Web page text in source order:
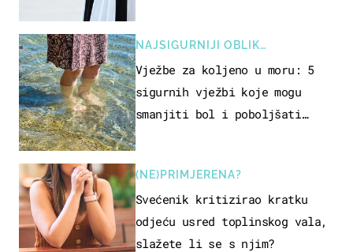
NAJSIGURNIJI OBLIK
REKREACIJE
Vježbe za koljeno u moru: 5
sigurnih vježbi koje mogu
smanjiti bol i poboljšati
(NE)PRIMJERENA?
Svećenik kritizirao kratku
odjeću usred toplinskog vala,
slažete li se s njim?